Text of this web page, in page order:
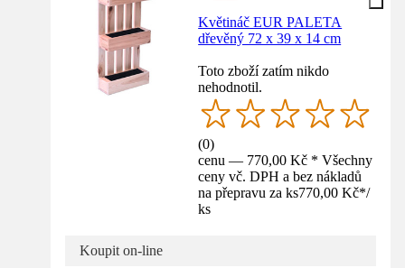
Květináč EUR PALETA
dřevěný 72 x 39 x 14 cm
Toto zboží zatím nikdo
nehodnotil.
(0)
cenu — 770,00 Kč * Všechny
ceny vč. DPH a bez nákladů
na přepravu za ks770,00 Kč*/
ks
Koupit on-line